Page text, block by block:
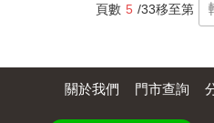
頁數 5 /33移至第
關於我們 門市查詢